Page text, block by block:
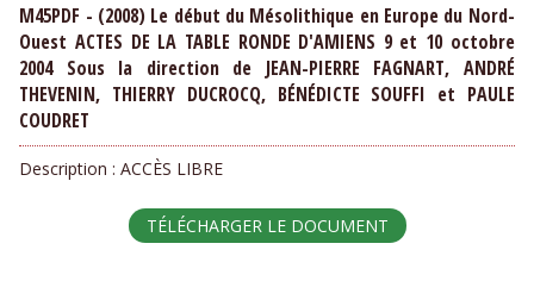
M45PDF - (2008) Le début du Mésolithique en Europe du Nord-
Ouest ACTES DE LA TABLE RONDE D'AMIENS 9 et 10 octobre
2004 Sous la direction de JEAN-PIERRE FAGNART, ANDRÉ
THEVENIN, THIERRY DUCROCQ, BÉNÉDICTE SOUFFI et PAULE
COUDRET
Description :ACCÈS LIBRE
TÉLÉCHARGER LE DOCUMENT